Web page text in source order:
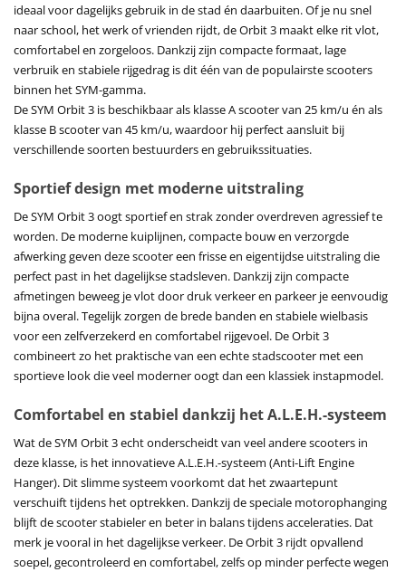
ideaal voor dagelijks gebruik in de stad én daarbuiten. Of je nu snel
naar school, het werk of vrienden rijdt, de Orbit 3 maakt elke rit vlot,
comfortabel en zorgeloos. Dankzij zijn compacte formaat, lage
verbruik en stabiele rijgedrag is dit één van de populairste scooters
binnen het SYM-gamma.
De SYM Orbit 3 is beschikbaar als klasse A scooter van 25 km/u én als
klasse B scooter van 45 km/u, waardoor hij perfect aansluit bij
verschillende soorten bestuurders en gebruikssituaties.
Sportief design met moderne uitstraling
De SYM Orbit 3 oogt sportief en strak zonder overdreven agressief te
worden. De moderne kuiplijnen, compacte bouw en verzorgde
afwerking geven deze scooter een frisse en eigentijdse uitstraling die
perfect past in het dagelijkse stadsleven. Dankzij zijn compacte
afmetingen beweeg je vlot door druk verkeer en parkeer je eenvoudig
bijna overal. Tegelijk zorgen de brede banden en stabiele wielbasis
voor een zelfverzekerd en comfortabel rijgevoel. De Orbit 3
combineert zo het praktische van een echte stadscooter met een
sportieve look die veel moderner oogt dan een klassiek instapmodel.
Comfortabel en stabiel dankzij het A.L.E.H.-systeem
Wat de SYM Orbit 3 echt onderscheidt van veel andere scooters in
deze klasse, is het innovatieve A.L.E.H.-systeem (Anti-Lift Engine
Hanger). Dit slimme systeem voorkomt dat het zwaartepunt
verschuift tijdens het optrekken. Dankzij de speciale motorophanging
blijft de scooter stabieler en beter in balans tijdens acceleraties. Dat
merk je vooral in het dagelijkse verkeer. De Orbit 3 rijdt opvallend
soepel, gecontroleerd en comfortabel, zelfs op minder perfecte wegen